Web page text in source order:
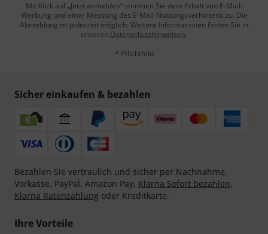
Mit Klick auf „Jetzt anmelden“ stimmen Sie dem Erhalt von E-Mail-
Werbung und einer Messung des E-Mail-Nutzungsverhaltens zu. Die
Abmeldung ist jederzeit möglich. Weitere Informationen finden Sie in
unseren Datenschutzhinweisen.
* Pflichtfeld
Sicher einkaufen & bezahlen
Bezahlen Sie vertraulich und sicher per Nachnahme,
Vorkasse, PayPal, Amazon Pay, Klarna Sofort bezahlen,
Klarna Ratenzahlung oder Kreditkarte.
Ihre Vorteile